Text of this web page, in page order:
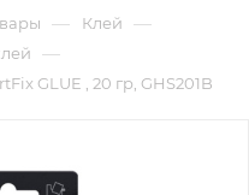
— Клей —
—
GLUE , 20 гр, GHS201B